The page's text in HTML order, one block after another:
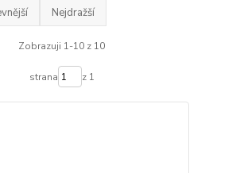
Nejdražší
Zobrazuji 1-10 z 10
strana z 1